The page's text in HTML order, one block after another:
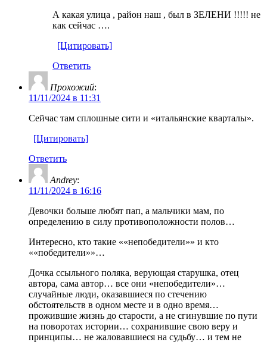
А какая улица , район наш , был в ЗЕЛЕНИ !!!!! не
как сейчас ….
[Цитировать]
Ответить
Прохожий:
11/11/2024 в 11:31
Сейчас там сплошные сити и «итальянские кварталы».
[Цитировать]
Ответить
Andrey:
11/11/2024 в 16:16
Девочки больше любят пап, а мальчики мам, по
определению в силу противоположности полов…
Интересно, кто такие ««непобедители»» и кто
««победители»»…
Дочка ссыльного поляка, верующая старушка, отец
автора, сама автор… все они «непобедители»…
случайные люди, оказавшиеся по стечению
обстоятельств в одном месте и в одно время…
прожившие жизнь до старости, а не сгинувшие по пути
на поворотах истории… сохранившие свою веру и
принципы… не жаловавшиеся на судьбу… и тем не